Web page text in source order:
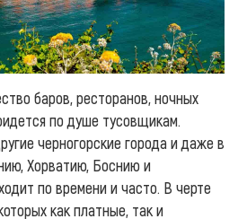
баров, ресторанов, ночных
по душе тусовщикам.
черногорские города и даже в
Хорватию, Боснию и
по времени и часто. В черте
как платные, так и